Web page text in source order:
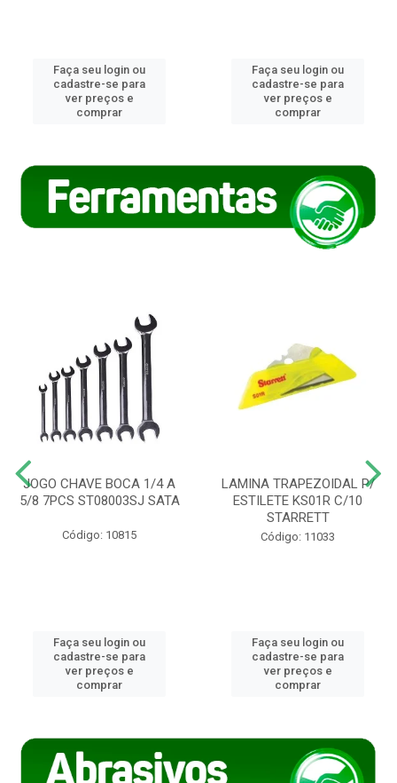
Faça seu login ou
cadastre-se para
ver preços e
comprar
Faça seu login ou
cadastre-se para
ver preços e
comprar
JOGO CHAVE BOCA 1/4 A
5/8 7PCS ST08003SJ SATA
Código: 10815
Faça seu login ou
cadastre-se para
ver preços e
comprar
LAMINA TRAPEZOIDAL P/
ESTILETE KS01R C/10
STARRETT
Código: 11033
Faça seu login ou
cadastre-se para
ver preços e
comprar